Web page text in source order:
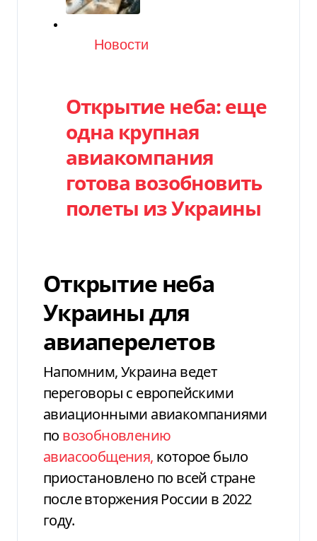
Категория
Новости
Открытие неба: еще
одна крупная
авиакомпания
готова возобновить
полеты из Украины
Открытие неба
Украины для
авиаперелетов
Напомним, Украина ведет
переговоры с европейскими
авиационными авиакомпаниями
по возобновлению
авиасообщения, которое было
приостановлено по всей стране
после вторжения России в 2022
году.